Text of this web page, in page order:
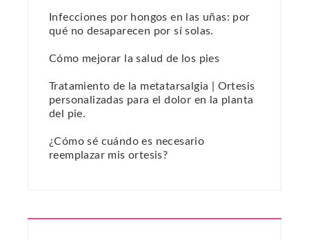
Infecciones por hongos en las uñas: por
qué no desaparecen por sí solas.
Cómo mejorar la salud de los pies
Tratamiento de la metatarsalgia | Ortesis
personalizadas para el dolor en la planta
del pie.
¿Cómo sé cuándo es necesario
reemplazar mis ortesis?